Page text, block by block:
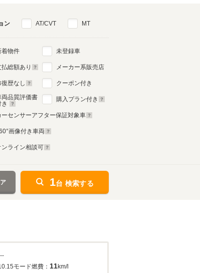
ン AT/CVT MT
着物件
払総額あり
復歴なし
両品質評価書
未登録車
メーカー系販売店
クーポン付き
購入プラン付き
ーセンサーアフター保証対象車
°画像付き車両
ンライン相談可
1台 検索する
モード燃費： 11km/l